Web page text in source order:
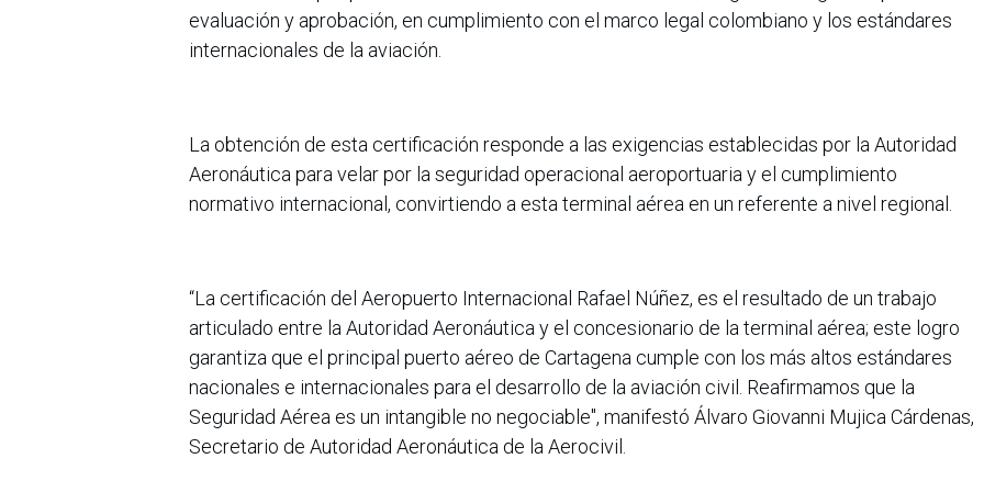
evaluación y aprobación, en cumplimiento con el marco legal colombiano y los estándares
internacionales de la aviación.
La obtención de esta certificación responde a las exigencias establecidas por la Autoridad
Aeronáutica para velar por la seguridad operacional aeroportuaria y el cumplimiento
normativo internacional, convirtiendo a esta terminal aérea en un referente a nivel regional.
“La certificación del Aeropuerto Internacional Rafael Núñez, es el resultado de un trabajo
articulado entre la Autoridad Aeronáutica y el concesionario de la terminal aérea; este logro
garantiza que el principal puerto aéreo de Cartagena cumple con los más altos estándares
nacionales e internacionales para el desarrollo de la aviación civil. Reafirmamos que la
Seguridad Aérea es un intangible no negociable", manifestó Álvaro Giovanni Mujica Cárdenas,
Secretario de Autoridad Aeronáutica de la Aerocivil.